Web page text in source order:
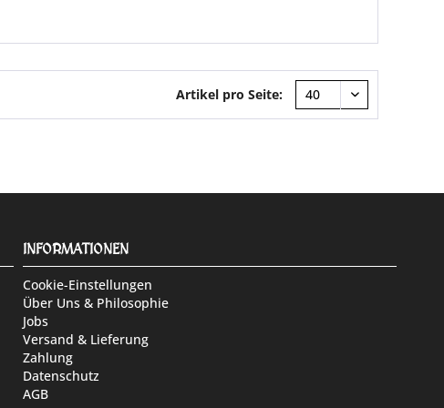
Artikel pro Seite:
INFORMATIONEN
Cookie-Einstellungen
Über Uns & Philosophie
Jobs
Versand & Lieferung
Zahlung
Datenschutz
AGB